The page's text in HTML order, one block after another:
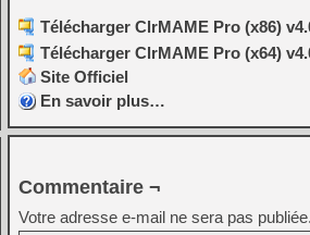
Télécharger ClrMAME Pro (x86)
Télécharger ClrMAME Pro (x64)
Site Officiel
En savoir plus…
Commentaire ¬
Votre adresse e-mail ne sera pas publiée.